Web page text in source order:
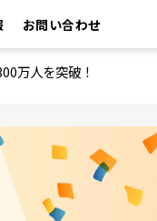
お問い合わせ
万人を突破！